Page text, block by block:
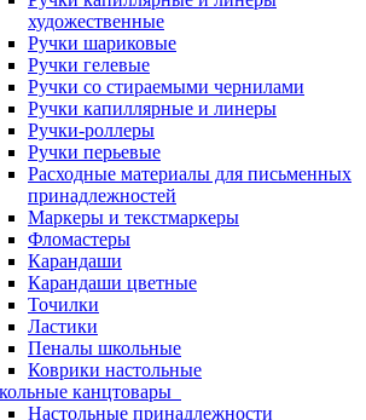
художественные
Ручки шариковые
Ручки гелевые
Ручки со стираемыми чернилами
Ручки капиллярные и линеры
Ручки-роллеры
Ручки перьевые
Расходные материалы для письменных
принадлежностей
Маркеры и текстмаркеры
Фломастеры
Карандаши
Карандаши цветные
Точилки
Ластики
Пеналы школьные
Коврики настольные
канцтовары
Настольные принадлежности